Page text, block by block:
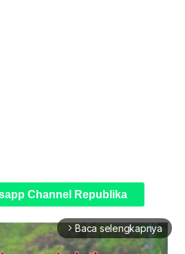
Channel Republika
arrow_forward_ios Baca selengkapnya